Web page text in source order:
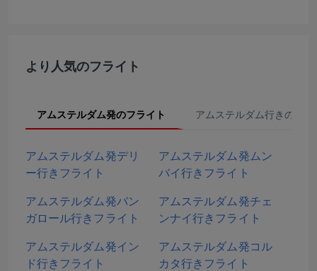
より人気のフライト
アムステルダム発のフライト アムステルダム行きのフラ
アムステルダム発デリ
ー行きフライト
アムステルダム発ムン
バイ行きフライト
アムステルダム発バン
ガロール行きフライト
アムステルダム発チェ
ンナイ行きフライト
アムステルダム発イン
ド行きフライト
アムステルダム発コル
カタ行きフライト